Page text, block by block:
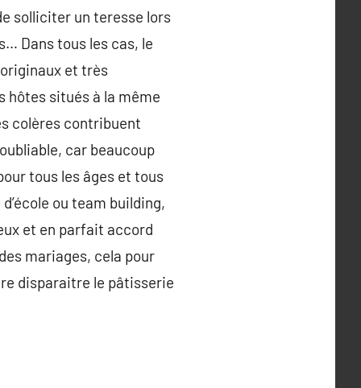
solliciter un teresse lors
Dans tous les cas, le
et très
hôtes situés à la même
colères contribuent
car beaucoup
tous les âges et tous
ou team building,
et en parfait accord
mariages, cela pour
disparaitre le pâtisserie